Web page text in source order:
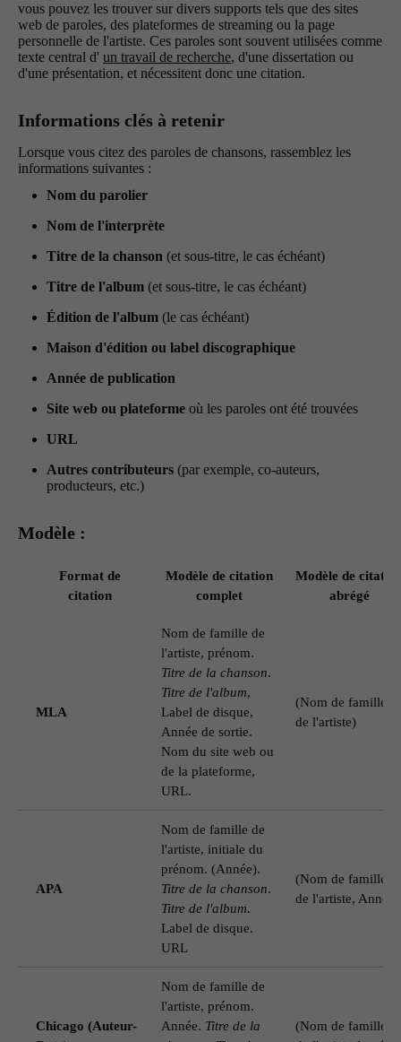
vous pouvez les trouver sur divers supports tels que des sites
web de paroles, des plateformes de streaming ou la page
personnelle de l'artiste. Ces paroles sont souvent utilisées comme
texte central d' un travail de recherche, d'une dissertation ou
d'une présentation, et nécessitent donc une citation.
Informations clés à retenir
Lorsque vous citez des paroles de chansons, rassemblez les
informations suivantes :
Nom du parolier
Nom de l'interprète
Titre de la chanson (et sous-titre, le cas échéant)
Titre de l'album (et sous-titre, le cas échéant)
Édition de l'album (le cas échéant)
Maison d'édition ou label discographique
Année de publication
Site web ou plateforme où les paroles ont été trouvées
URL
Autres contributeurs (par exemple, co-auteurs,
producteurs, etc.)
Modèle :
Format de
citation
Modèle de citation
complet
Modèle de
abrégé
MLA
Nom de famille de
l'artiste, prénom.
Titre de la chanson.
Titre de l'album,
Label de disque,
Année de sortie.
Nom du site web ou
de la plateforme,
URL.
(Nom de famille
de l'artiste)
APA
Nom de famille de
l'artiste, initiale du
prénom. (Année).
Titre de la chanson.
Titre de l'album.
Label de disque.
URL
(Nom de famille
de l'artiste, Année)
Chicago (Auteur-
Nom de famille de
l'artiste, prénom.
Année. Titre de la
(Nom de famille